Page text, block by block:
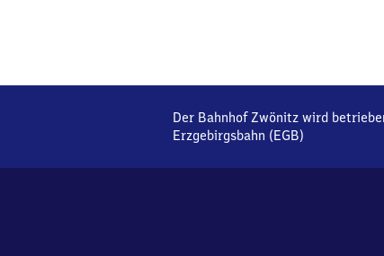
Der Bahnhof Zwönitz wird
Erzgebirgsbahn (EGB)